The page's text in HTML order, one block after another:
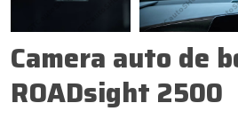
Camera auto de
ROADsight 2500